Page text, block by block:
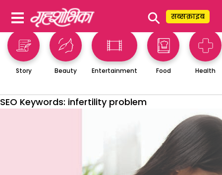
⚲ सब्सक्राइब
Story Beauty Entertainment Food Health
SEO Keywords: infertility problem